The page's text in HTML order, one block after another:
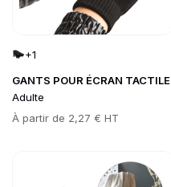
GANTS POUR ÉCRAN TACTILE
Adulte
Prix
À partir de 2,27 € HT
+1
Go to product page